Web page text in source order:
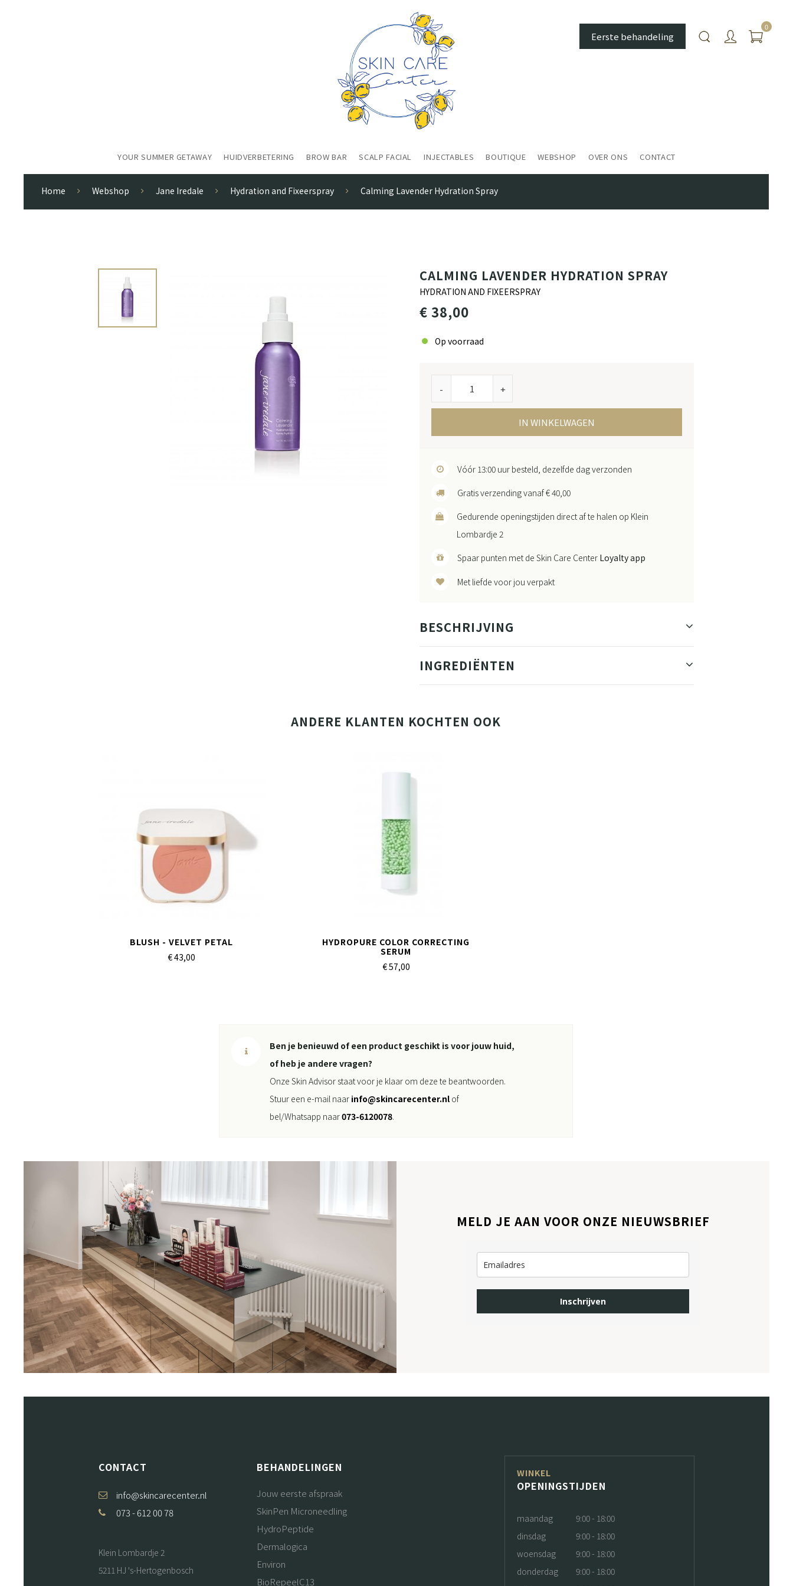
Eerste behandeling
0
YOUR SUMMER GETAWAY HUIDVERBETERING BROW BAR SCALP FACIAL INJECTABLES BOUTIQUE WEBSHOP OVER ONS CONTACT
Home Webshop Jane Iredale Hydration and Fixeerspray Calming Lavender Hydration Spray
CALMING LAVENDER HYDRATION SPRAY
HYDRATION AND FIXEERSPRAY
€ 38,00
Op voorraad
- +
IN WINKELWAGEN
Vóór 13:00 uur besteld, dezelfde dag verzonden
Gratis verzending vanaf € 40,00
Gedurende openingstijden direct af te halen op Klein
Lombardje 2
Spaar punten met de Skin Care Center Loyalty app
Met liefde voor jou verpakt
BESCHRIJVING
INGREDIËNTEN
ANDERE KLANTEN KOCHTEN OOK
BLUSH - VELVET PETAL
€ 43,00
HYDROPURE COLOR CORRECTING
SERUM
€ 57,00
Ben je benieuwd of een product geschikt is voor jouw huid,
of heb je andere vragen?
Onze Skin Advisor staat voor je klaar om deze te beantwoorden.
Stuur een e-mail naar info@skincarecenter.nl of
bel/Whatsapp naar073-6120078.
MELD JE AAN VOOR ONZE NIEUWSBRIEF
Inschrijven
CONTACT
info@skincarecenter.nl
073 - 612 00 78
Klein Lombardje 2
5211 HJ 's-Hertogenbosch
BEHANDELINGEN
Jouw eerste afspraak
SkinPen Microneedling
HydroPeptide
Dermalogica
Environ
BioRepeelC13
WINKEL
OPENINGSTIJDEN
maandag
9:00 - 18:00
dinsdag
9:00 - 18:00
woensdag
9:00 - 18:00
donderdag
9:00 - 18:00